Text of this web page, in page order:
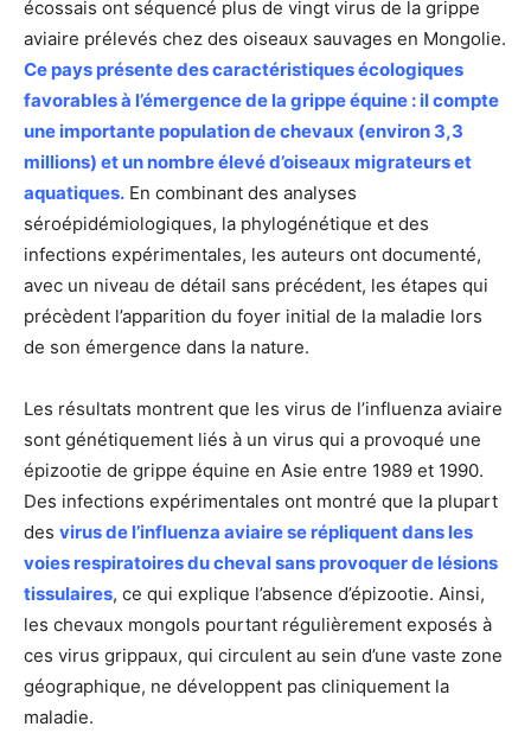
écossais ont séquencé plus de vingt virus de la grippe
aviaire prélevés chez des oiseaux sauvages en Mongolie.
Ce pays présente des caractéristiques écologiques
favorables à l’émergence de la grippe équine : il compte
une importante population de chevaux (environ 3,3
millions) et un nombre élevé d’oiseaux migrateurs et
aquatiques. En combinant des analyses
séroépidémiologiques, la phylogénétique et des
infections expérimentales, les auteurs ont documenté,
avec un niveau de détail sans précédent, les étapes qui
précèdent l’apparition du foyer initial de la maladie lors
de son émergence dans la nature.
Les résultats montrent que les virus de l’influenza aviaire
sont génétiquement liés à un virus qui a provoqué une
épizootie de grippe équine en Asie entre 1989 et 1990.
Des infections expérimentales ont montré que la plupart
des virus de l’influenza aviaire se répliquent dans les
voies respiratoires du cheval sans provoquer de lésions
tissulaires, ce qui explique l’absence d’épizootie. Ainsi,
les chevaux mongols pourtant régulièrement exposés à
ces virus grippaux, qui circulent au sein d’une vaste zone
géographique, ne développent pas cliniquement la
maladie.